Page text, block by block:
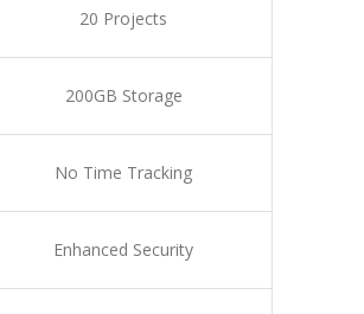
20 Projects
200GB Storage
No Time Tracking
Enhanced Security